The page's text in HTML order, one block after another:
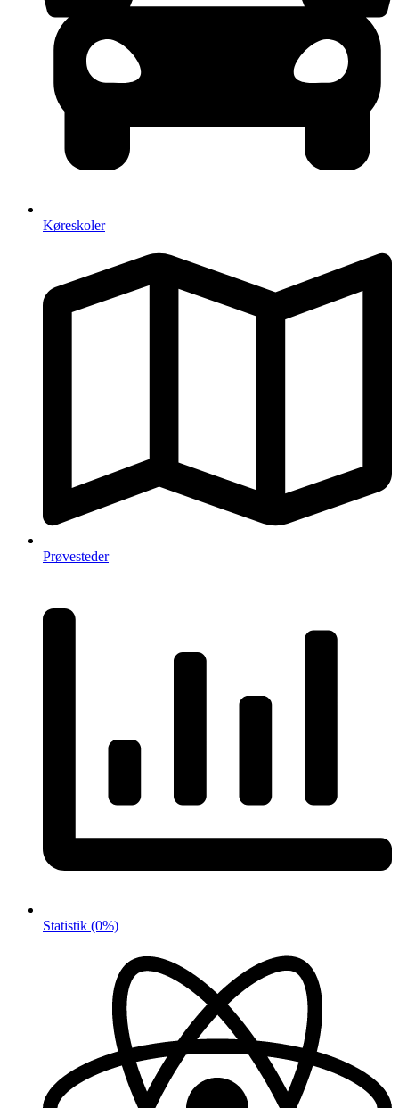
Køreskoler
Prøvesteder
Statistik (0%)